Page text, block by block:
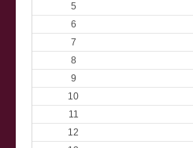
5
6
7
8
9
10
11
12